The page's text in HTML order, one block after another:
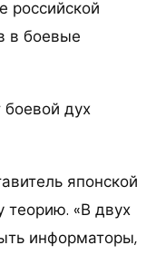
российской
в боевые
боевой дух
японской
теорию. «В двух
информаторы,